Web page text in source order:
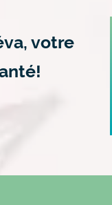
votre